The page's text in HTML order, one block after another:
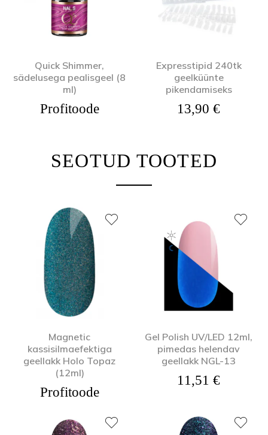
Quick Shimmer,
sädelusega pealisgeel (8
ml)
Profitoode
Expresstipid 240tk
geelküünte
pikendamiseks
13,90 €
SEOTUD TOOTED
Magnetic
kassisilmaefektiga
geellakk Holo Topaz
(12ml)
Profitoode
Gel Polish UV/LED 12ml,
pimedas helendav
geellakk NGL-13
11,51 €